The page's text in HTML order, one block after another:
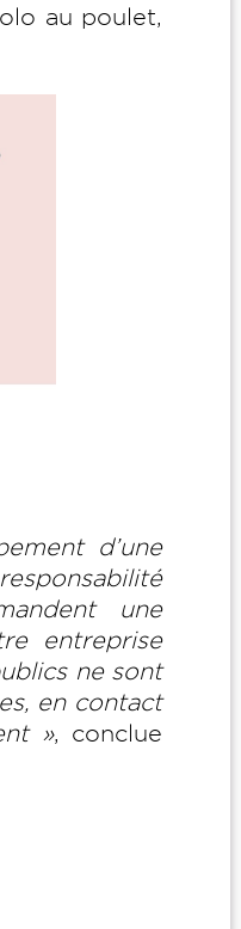
au poulet,
d’une
une
entreprise
ne sont
en contact
», conclue